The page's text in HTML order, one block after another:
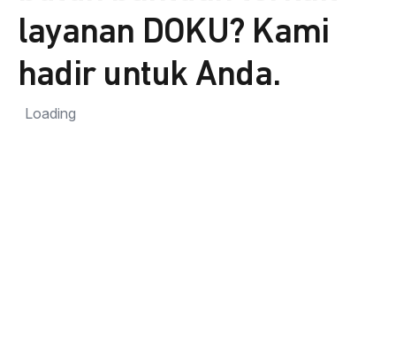
layanan DOKU? Kami
hadir untuk Anda.